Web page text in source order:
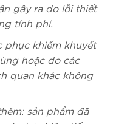
gây ra do lỗi thiết
tính phí.
phục khiếm khuyết
hoặc do các
quan khác không
sản phẩm đã